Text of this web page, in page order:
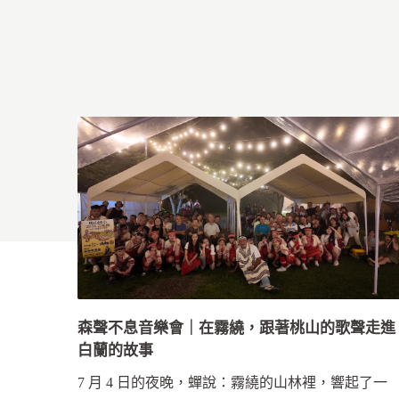
森聲不息音樂會｜在霧繞，跟著桃山的歌聲走進
白蘭的故事
7 月 4 日的夜晚，蟬說：霧繞的山林裡，響起了一